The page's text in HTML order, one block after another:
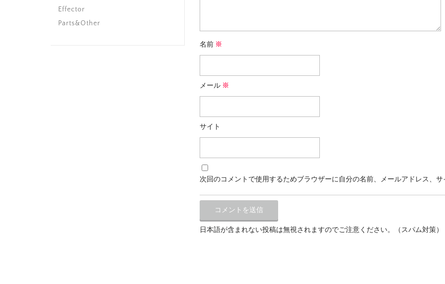
名前 ※
メール ※
サイト
次回のコメントで使用するためブラウザーに自分の名前、メールアドレス、
日本語が含まれない投稿は無視されますのでご注意ください。（スパム対策）
Effector
Parts&Other